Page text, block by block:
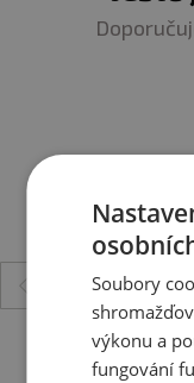
odstředěné sušené
Nadměrná
Skladuj při teplotě
14 dní. Nevystavuj
Big
Soubory
výkonu a
fungování